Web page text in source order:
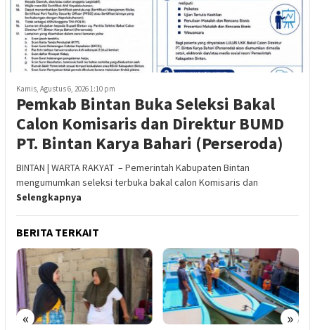
Kamis, Agustus 6, 2026 1:10 pm
Pemkab Bintan Buka Seleksi Bakal
Calon Komisaris dan Direktur BUMD
PT. Bintan Karya Bahari (Perseroda)
BINTAN | WARTA RAKYAT – Pemerintah Kabupaten Bintan
mengumumkan seleksi terbuka bakal calon Komisaris dan
Selengkapnya
BERITA TERKAIT
« »